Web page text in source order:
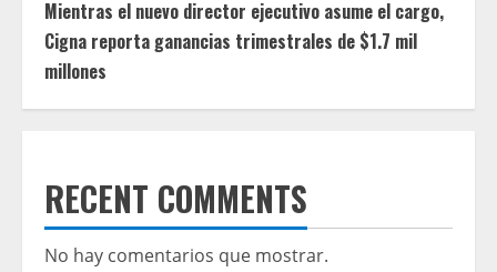
Mientras el nuevo director ejecutivo asume el cargo,
Cigna reporta ganancias trimestrales de $1.7 mil
millones
RECENT COMMENTS
No hay comentarios que mostrar.